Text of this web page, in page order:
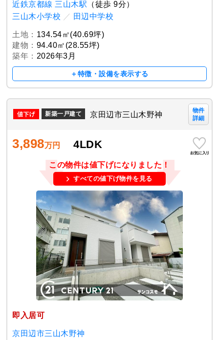
近鉄京都線 三山木駅 （徒歩 9分）
三山木小学校 ／ 田辺中学校
土地： 134.54㎡(40.69坪)
建物： 94.40㎡(28.55坪)
築年： 2026年3月
＋特徴・設備を表示する
新築一戸建て 京田辺市三山木野神
物件
詳細
3,898万円 4LDK
この物件は値下げになりました！
すべての値下げ物件を見る
即入居可
京田辺市三山木野神